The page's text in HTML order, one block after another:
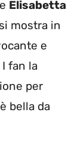
Elisabetta
mostra in
e
fan la
per
bella da